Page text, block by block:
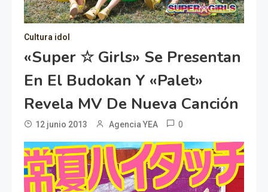
Cultura idol
«Super ☆ Girls» Se Presentan
En El Budokan Y «Palet»
Revela MV De Nueva Canción
12 junio 2013 Agencia YEA 0